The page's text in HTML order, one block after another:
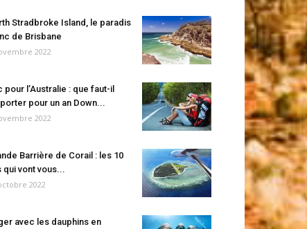
Stradbroke Island, le paradis
de Brisbane
2022
pour l’Australie : que faut-il
pour un an Down...
2022
Barrière de Corail : les 10
qui vont vous...
2022
avec les dauphins en